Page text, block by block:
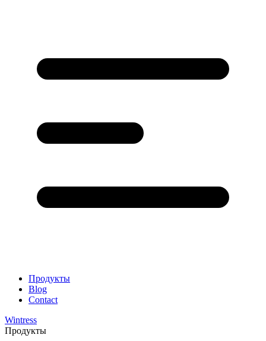
Продукты
Blog
Contact
Wintress
Продукты